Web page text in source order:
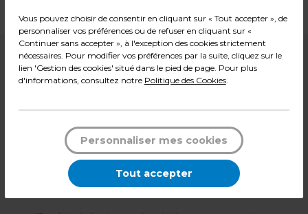
6,90€ HT
3,45 € HT
l'unité
Quantité - +
Vous pouvez choisir de consentir en cliquant sur « Tout accepter », de
personnaliser vos préférences ou de refuser en cliquant sur «
Continuer sans accepter », à l'exception des cookies strictement
nécessaires. Pour modifier vos préférences par la suite, cliquez sur le
lien 'Gestion des cookies' situé dans le pied de page. Pour plus
d'informations, consultez notre Politique des Cookies.
Personnaliser mes cookies
Tout accepter